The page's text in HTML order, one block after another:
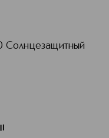
Солнцезащитный